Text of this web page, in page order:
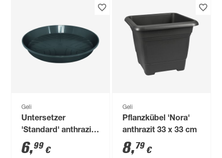
Geli
Untersetzer
'Standard' anthrazit
Ø 40 cm
6,99 €
Geli
Pflanzkübel 'Nora'
anthrazit 33 x 33 cm
8,79 €